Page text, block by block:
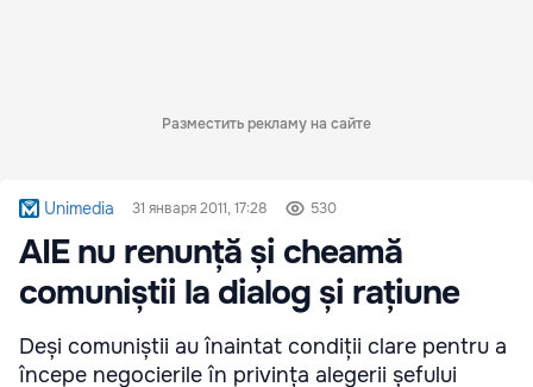
Разместить рекламу на сайте
Unimedia 31 января 2011, 17:28 530
AIE nu renunță și cheamă
comuniștii la dialog și rațiune
Deși comuniștii au înaintat condiții clare pentru a
începe negocierile în privința alegerii șefului